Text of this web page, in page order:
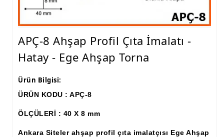
Ham Ahşap Orta ve Yan Sehpa İmalatı, Modelleri
Ham Ahşap Tv Ünitesi (Plazma) İmalatı, Modelleri
Ham Ahşap Dresuar İmalatı, Modelleri
Ham Ahşap Saksılık Çiçeklik İmalatı, Modelleri
Ham Ahşap Makyaj Masası İmalatı Modelleri
Ham Ahşap Çalışma Masası İmalatı, Modelleri
APÇ-8 Ahşap Profil Çıta İmalatı -
Hatay - Ege Ahşap Torna
Ürün Bilgisi:
ÜRÜN KODU : APÇ-8
ÖLÇÜLERİ : 40 X 8 mm
Ankara Siteler ahşap profil çıta imalatçısı Ege Ahşap